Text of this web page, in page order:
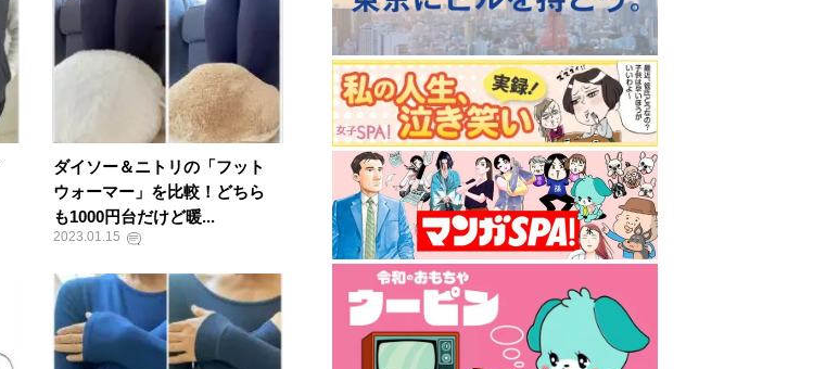
ダイソー＆ニトリの「フット
ウォーマー」を比較！どちら
も1000円台だけど暖...
2023.01.15